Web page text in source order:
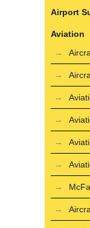
Airport
Aviation